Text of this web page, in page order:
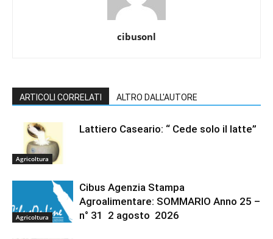
cibusonl
ARTICOLI CORRELATI ALTRO DALL'AUTORE
Agricoltura
Lattiero Caseario: “ Cede solo il latte”
Agricoltura
Cibus Agenzia Stampa
Agroalimentare: SOMMARIO Anno 25 –
n° 31 2 agosto 2026